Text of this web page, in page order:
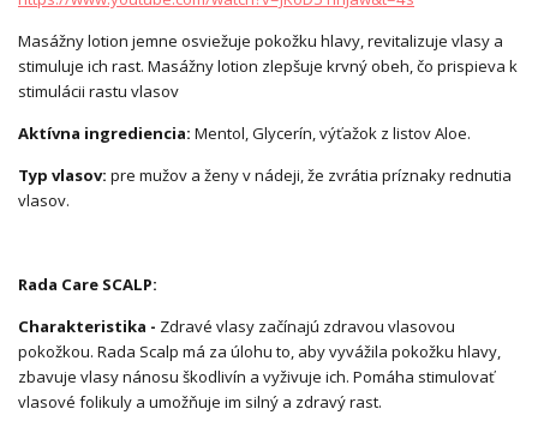
Masážny lotion jemne osviežuje pokožku hlavy, revitalizuje vlasy a
stimuluje ich rast. Masážny lotion zlepšuje krvný obeh, čo prispieva k
stimulácii rastu vlasov
Aktívna ingrediencia: Mentol, Glycerín, výťažok z listov Aloe.
Typ vlasov: pre mužov a ženy v nádeji, že zvrátia príznaky rednutia
vlasov.
Rada Care SCALP:
Charakteristika - Zdravé vlasy začínajú zdravou vlasovou
pokožkou. Rada Scalp má za úlohu to, aby vyvážila pokožku hlavy,
zbavuje vlasy nánosu škodlivín a vyživuje ich. Pomáha stimulovať
vlasové folikuly a umožňuje im silný a zdravý rast.